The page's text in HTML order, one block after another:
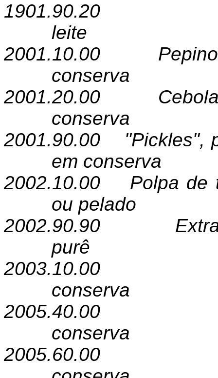
1901.90.20
leite
2001.10.00
conserva
2001.20.00
conserva
2001.90.00
"Pickles",
em conserva
2002.10.00
Polpa de
ou pelado
2002.90.90
purê
2003.10.00
conserva
2005.40.00
conserva
2005.60.00